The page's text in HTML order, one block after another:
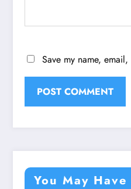
Save my name,
You May Have